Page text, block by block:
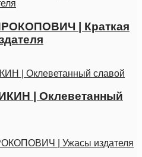
| Краткая
| Оклеветанный